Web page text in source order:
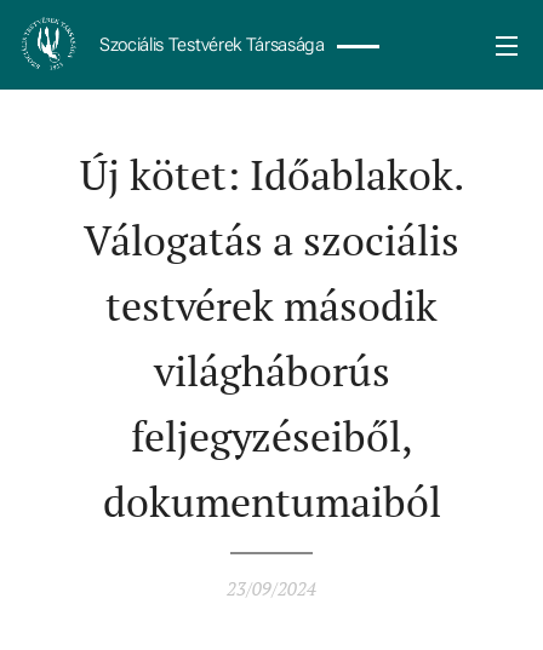
Szociális Testvérek Társasága
Új kötet: Időablakok.
Válogatás a szociális
testvérek második
világháborús
feljegyzéseiből,
dokumentumaiból
23/09/2024